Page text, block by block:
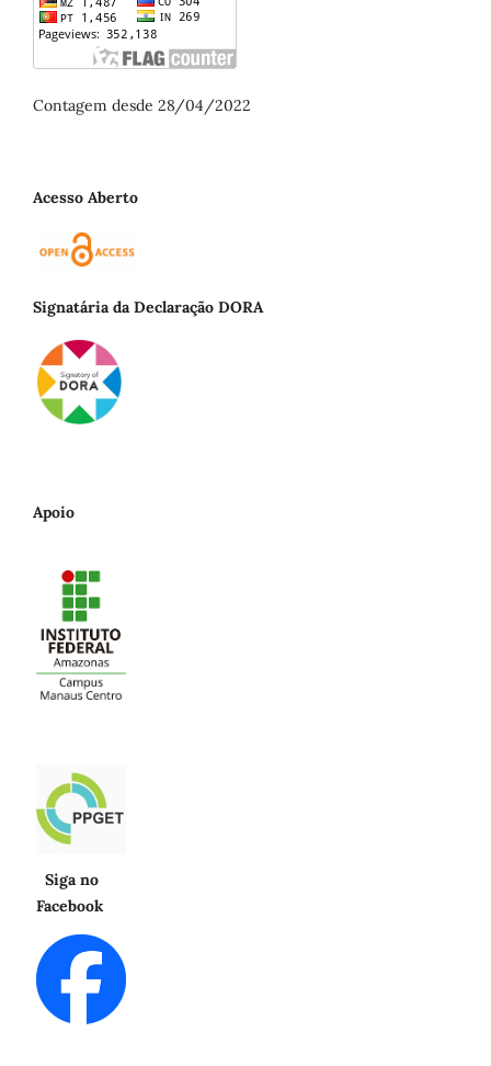
Contagem desde 28/04/2022
Acesso Aberto
Signatária da Declaração DORA
Apoio
Siga no
Facebook